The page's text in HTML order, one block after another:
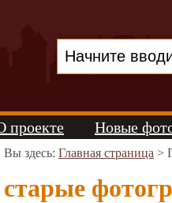
проекте Новые
Вы здесь: Главная страница >
старые